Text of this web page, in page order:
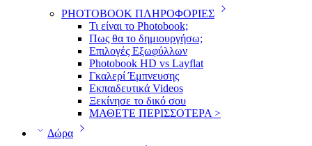
PHOTOBOOK ΠΛΗΡΟΦΟΡΙΕΣ
Τι είναι το Photobook;
Πως θα το δημιουργήσω;
Επιλογές Εξωφύλλων
Photobook HD vs Layflat
Γκαλερί Έμπνευσης
Εκπαιδευτικά Videos
Ξεκίνησε το δικό σου
ΜΑΘΕΤΕ ΠΕΡΙΣΣΟΤΕΡΑ >
Δώρα